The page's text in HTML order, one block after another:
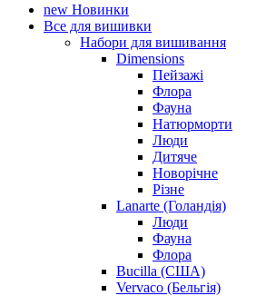
new Новинки
Все для вишивки
Набори для вишивання
Dimensions
Пейзажі
Флора
Фауна
Натюрморти
Люди
Дитяче
Новорічне
Різне
Lanarte (Голандія)
Люди
Фауна
Флора
Bucilla (США)
Vervaco (Бельгія)